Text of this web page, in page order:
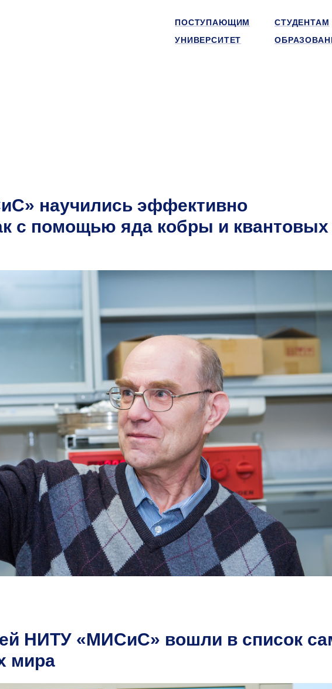
ПОСТУПАЮЩИМ
СТУДЕНТАМ
УНИВЕРСИТЕТ
научились эффективно
с помощью яда кобры и квантовых
НИТУ «МИСиС» вошли в список
мира